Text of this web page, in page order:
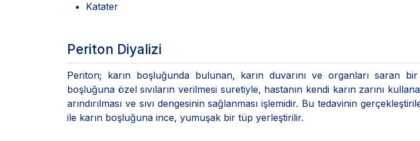
Katater
Periton Diyalizi
Periton; karın boşluğunda bulunan, karın duvarını ve organları saran
boşluğuna özel sıvıların verilmesi suretiyle, hastanın kendi karın zarını
arındırılması ve sıvı dengesinin sağlanması işlemidir. Bu tedavinin
ile karın boşluğuna ince, yumuşak bir tüp yerleştirilir.